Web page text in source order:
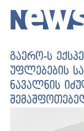
გაერო-ს
უფლებების
ნავალნის